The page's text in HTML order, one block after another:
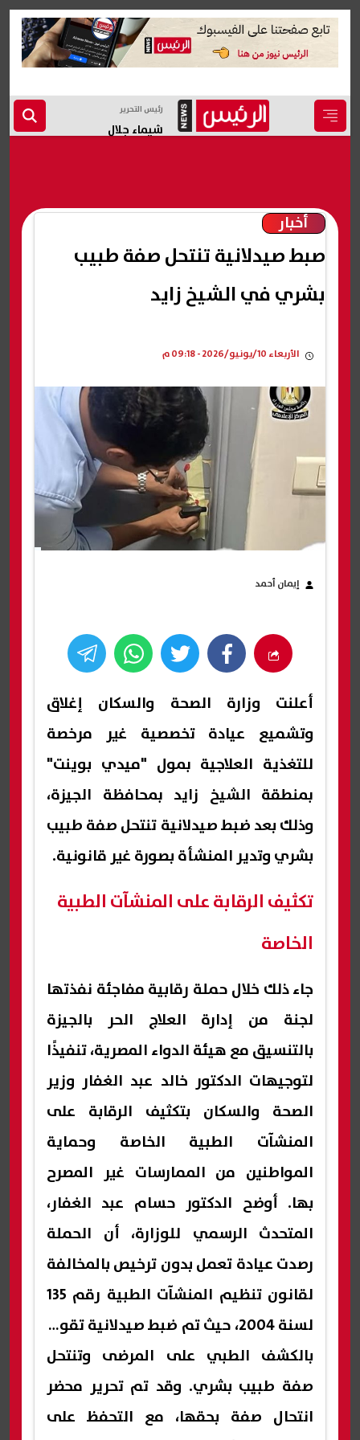
رئيس التحرير
شيماء جلال
أخبار
صبط صيدلانية تنتحل صفة طبيب
بشري في الشيخ زايد
الأربعاء 10/يونيو/2026 - 09:18 م
إيمان أحمد
أعلنت وزارة الصحة والسكان إغلاق
وتشميع عيادة تخصصية غير مرخصة
للتغذية العلاجية بمول "ميدي بوينت"
بمنطقة الشيخ زايد بمحافظة الجيزة،
وذلك بعد ضبط صيدلانية تنتحل صفة طبيب
بشري وتدير المنشأة بصورة غير قانونية.
تكثيف الرقابة على المنشآت الطبية
الخاصة
جاء ذلك خلال حملة رقابية مفاجئة نفذتها
لجنة من إدارة العلاج الحر بالجيزة
بالتنسيق مع هيئة الدواء المصرية، تنفيذًا
لتوجيهات الدكتور خالد عبد الغفار وزير
الصحة والسكان بتكثيف الرقابة على
المنشآت الطبية الخاصة وحماية
المواطنين من الممارسات غير المصرح
بها. أوضح الدكتور حسام عبد الغفار،
المتحدث الرسمي للوزارة، أن الحملة
رصدت عيادة تعمل بدون ترخيص بالمخالفة
لقانون تنظيم المنشآت الطبية رقم 135
لسنة 2004، حيث تم ضبط صيدلانية تقوم
بالكشف الطبي على المرضى وتنتحل
صفة طبيب بشري. وقد تم تحرير محضر
انتحال صفة بحقها، مع التحفظ على